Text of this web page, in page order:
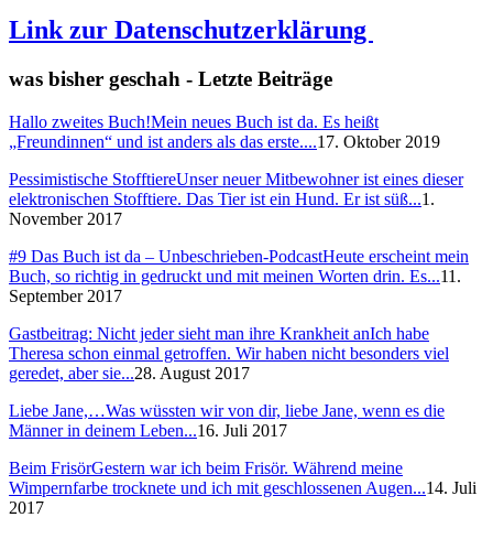
Link zur Datenschutzerklärung
was bisher geschah - Letzte Beiträge
Hallo zweites Buch!Mein neues Buch ist da. Es heißt
„Freundinnen“ und ist anders als das erste....17. Oktober 2019
Pessimistische StofftiereUnser neuer Mitbewohner ist eines dieser
elektronischen Stofftiere. Das Tier ist ein Hund. Er ist süß...1.
November 2017
#9 Das Buch ist da – Unbeschrieben-PodcastHeute erscheint mein
Buch, so richtig in gedruckt und mit meinen Worten drin. Es...11.
September 2017
Gastbeitrag: Nicht jeder sieht man ihre Krankheit anIch habe
Theresa schon einmal getroffen. Wir haben nicht besonders viel
geredet, aber sie...28. August 2017
Liebe Jane,…Was wüssten wir von dir, liebe Jane, wenn es die
Männer in deinem Leben...16. Juli 2017
Beim FrisörGestern war ich beim Frisör. Während meine
Wimpernfarbe trocknete und ich mit geschlossenen Augen...14. Juli
2017